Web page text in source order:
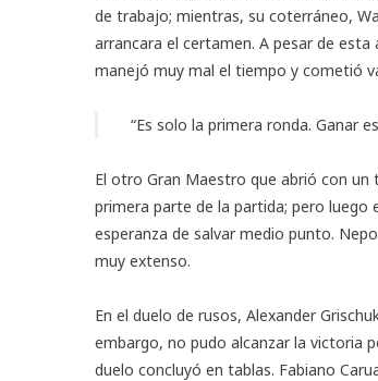
de trabajo; mientras, su coterráneo,
arrancara el certamen. A pesar de
manejó muy mal el tiempo y cometió
“Es solo la primera ronda. Ganar
El otro Gran Maestro que abrió con un
primera parte de la partida; pero
esperanza de salvar medio punto.
muy extenso.
En el duelo de rusos, Alexander
embargo, no pudo alcanzar la victoria
duelo concluyó en tablas. Fabiano